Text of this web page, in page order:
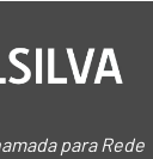
para Rede